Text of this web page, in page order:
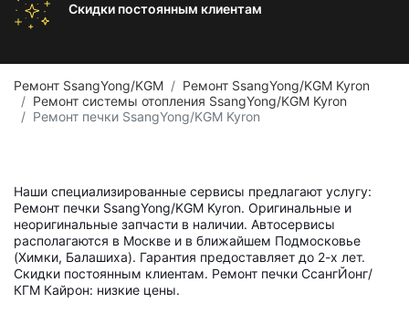
Скидки постоянным клиентам
Ремонт SsangYong/KGM
Ремонт SsangYong/KGM Kyron
Ремонт системы отопления SsangYong/KGM Kyron
Ремонт печки SsangYong/KGM Kyron
Наши специализированные сервисы предлагают услугу:
Ремонт печки SsangYong/KGM Kyron. Оригинальные и
неоригинальные запчасти в наличии. Автосервисы
располагаются в Москве и в ближайшем Подмосковье
(Химки, Балашиха). Гарантия предоставляет до 2-х лет.
Скидки постоянным клиентам. Ремонт печки СсангЙонг/
КГМ Кайрон: низкие цены.